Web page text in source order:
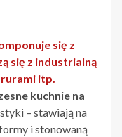
się z
się z industrialną
rurami itp.
kuchnie na
– stawiają na
i stonowaną